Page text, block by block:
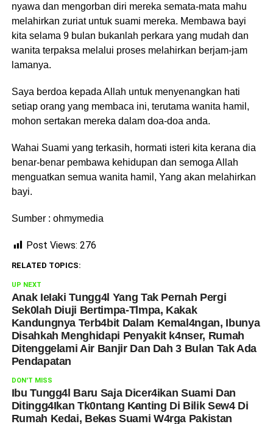
nyawa dan mengorban diri mereka semata-mata mahu
melahirkan zuriat untuk suami mereka. Membawa bayi
kita selama 9 bulan bukanlah perkara yang mudah dan
wanita terpaksa melalui proses melahirkan berjam-jam
lamanya.
Saya berdoa kepada Allah untuk menyenangkan hati
setiap orang yang membaca ini, terutama wanita hamil,
mohon sertakan mereka dalam doa-doa anda.
Wahai Suami yang terkasih, hormati isteri kita kerana dia
benar-benar pembawa kehidupan dan semoga Allah
menguatkan semua wanita hamil, Yang akan melahirkan
bayi.
Sumber : ohmymedia
Post Views: 276
RELATED TOPICS:
UP NEXT
Anak IeIaki Tungg4l Yang Tak Pernah Pergi
Sek0lah Diuji Bertimpa-Tlmpa, Kakak
Kandungnya Terb4bit Dalam Kemal4ngan, Ibunya
Disahkah Menghidapi Penyakit k4nser, Rumah
Ditenggelami Air Banjir Dan Dah 3 Bulan Tak Ada
Pendapatan
DON'T MISS
Ibu Tungg4l Baru Saja Dicer4ikan Suami Dan
Ditingg4Ikan Tk0ntang K̷anting Di Bilik Sew4 Di
Rumah Kedai, Bek̷as Suami W4rga Pakistan